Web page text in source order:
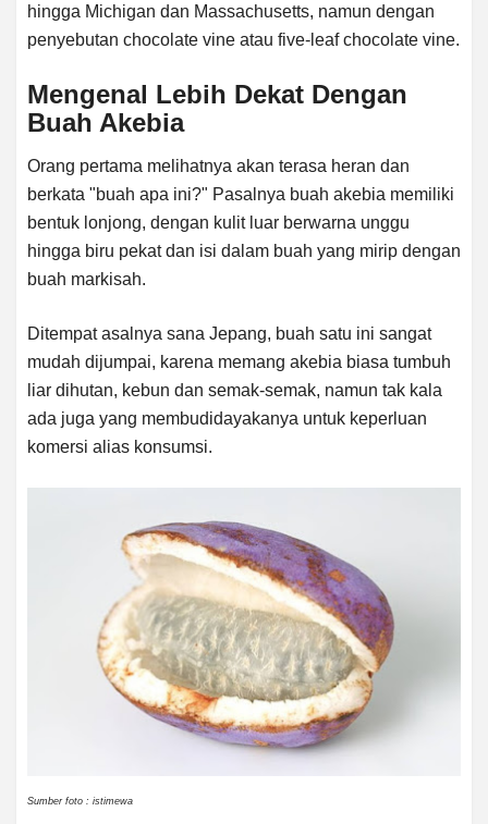
hingga Michigan dan Massachusetts, namun dengan
penyebutan chocolate vine atau five-leaf chocolate vine.
Mengenal Lebih Dekat Dengan
Buah Akebia
Orang pertama melihatnya akan terasa heran dan
berkata "buah apa ini?" Pasalnya buah akebia memiliki
bentuk lonjong, dengan kulit luar berwarna unggu
hingga biru pekat dan isi dalam buah yang mirip dengan
buah markisah.
Ditempat asalnya sana Jepang, buah satu ini sangat
mudah dijumpai, karena memang akebia biasa tumbuh
liar dihutan, kebun dan semak-semak, namun tak kala
ada juga yang membudidayakanya untuk keperluan
komersi alias konsumsi.
Sumber foto : istimewa